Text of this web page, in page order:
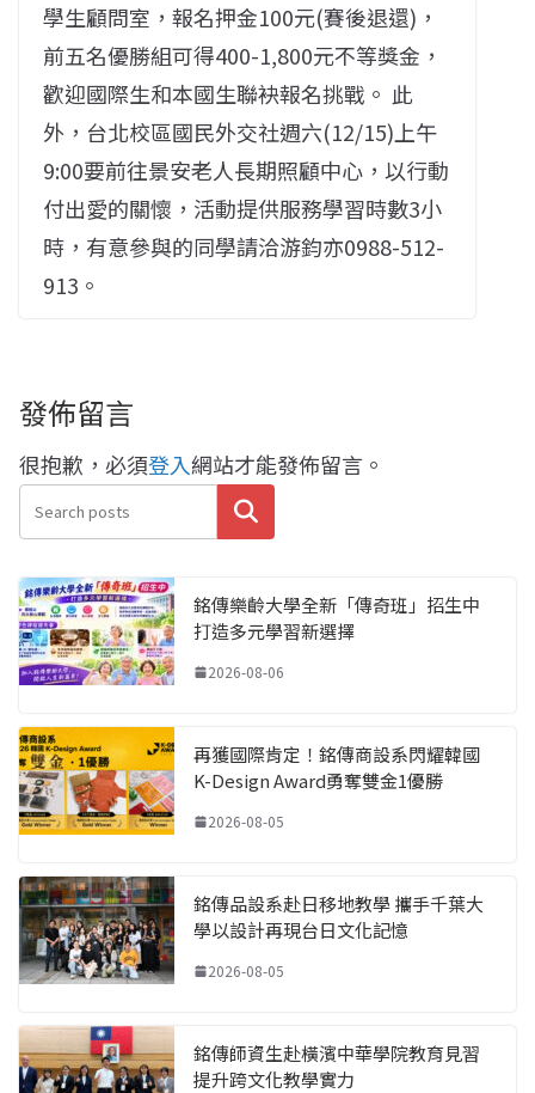
學生顧問室，報名押金100元(賽後退還)，
前五名優勝組可得400-1,800元不等獎金，
歡迎國際生和本國生聯袂報名挑戰。 此
外，台北校區國民外交社週六(12/15)上午
9:00要前往景安老人長期照顧中心，以行動
付出愛的關懷，活動提供服務學習時數3小
時，有意參與的同學請洽游鈞亦0988-512-
913。
發佈留言
很抱歉，必須登入網站才能發佈留言。
搜尋
銘傳樂齡大學全新「傳奇班」招生中
打造多元學習新選擇
2026-08-06
再獲國際肯定！銘傳商設系閃耀韓國
K-Design Award勇奪雙金1優勝
2026-08-05
銘傳品設系赴日移地教學 攜手千葉大
學以設計再現台日文化記憶
2026-08-05
銘傳師資生赴橫濱中華學院教育見習
提升跨文化教學實力